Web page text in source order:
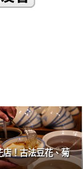
店！古法豆花、菊